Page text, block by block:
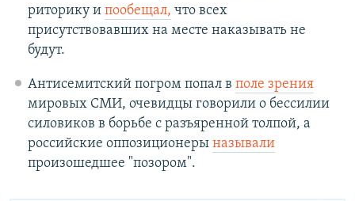
риторику и пообещал, что всех
присутствовавших на месте наказывать не
будут.
Антисемитский погром попал в поле зрения
мировых СМИ, очевидцы говорили о бессилии
силовиков в борьбе с разъяренной толпой, а
российские оппозиционеры называли
произошедшее "позором".